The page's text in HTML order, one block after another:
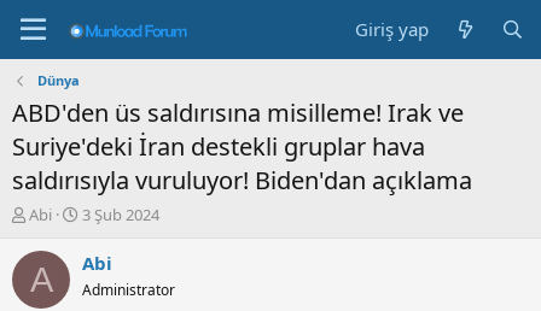
Giriş yap
Dünya
ABD'den üs saldırısına misilleme! Irak ve
Suriye'deki İran destekli gruplar hava
saldırısıyla vuruluyor! Biden'dan açıklama
K
n
b
u
Abi
B
ş
a
3 Şub 2024
A Abi
Administrator